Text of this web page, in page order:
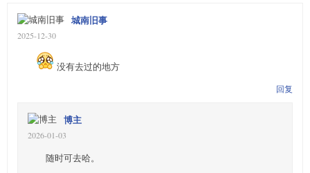
城南旧事
2025-12-30
没有去过的地方
回复
博主
2026-01-03
随时可去哈。